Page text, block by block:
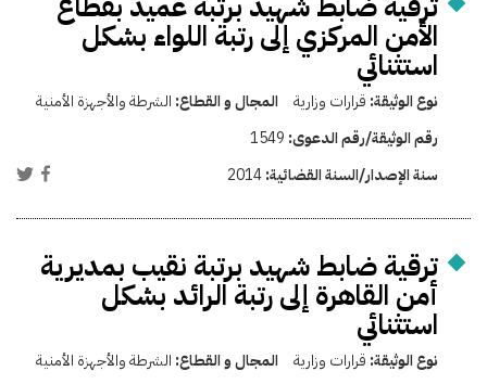
الأمن المركزي إلى رتبة اللواء بشكل
استثنائي
نوع الوثيقة: قرارات وزارية المجال و القطاع: الشرطة والأجهزة الأمنية
رقم الوثيقة/رقم الدعوى: 1549
سنة الإصدار/السنة القضائية:2014
ترقية ضابط شهيد برتبة نقيب بمديرية
أمن القاهرة إلى رتبة الرائد بشكل
استثنائي
نوع الوثيقة: قرارات وزارية المجال و القطاع: الشرطة والأجهزة الأمنية